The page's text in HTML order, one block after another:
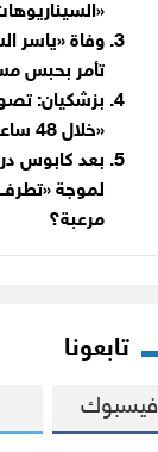
وفاة «ياسر
تأمر بحبس
بزشكيان:
«خلال 48 ساعة» كما فعلوا مع سوريا
بعد كابوس
لموجة
مرعبة؟
تابعونا
فيسبوك